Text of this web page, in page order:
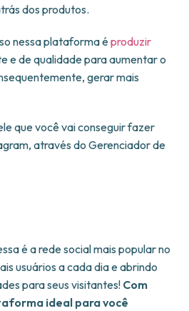
dos produtos.
nessa plataforma éproduzir
e de qualidade para aumentar o
gerar mais
que você vai conseguir fazer
através do Gerenciador de
é a rede social mais popular no
usuários a cada dia e abrindo
para seus visitantes! Com
ideal para você